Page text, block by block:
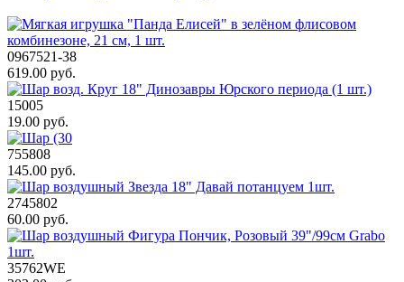
0967521-38
619.00 руб.
15005
19.00 руб.
755808
145.00 руб.
2745802
60.00 руб.
35762WE